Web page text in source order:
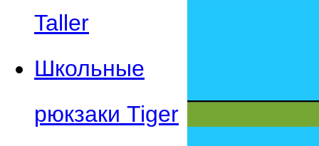
Taller
Школьные
рюкзаки Tiger